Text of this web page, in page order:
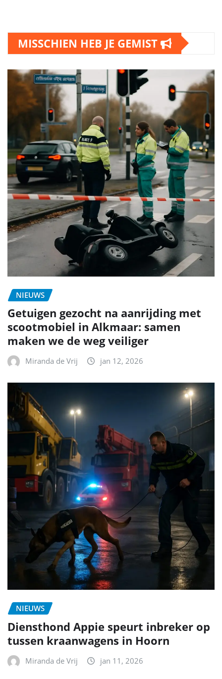
MISSCHIEN HEB JE GEMIST
NIEUWS
Getuigen gezocht na aanrijding met
scootmobiel in Alkmaar: samen
maken we de weg veiliger
Miranda de Vrij jan 12, 2026
NIEUWS
Diensthond Appie speurt inbreker op
tussen kraanwagens in Hoorn
Miranda de Vrij jan 11, 2026